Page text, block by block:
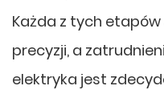
Każda z tych
precyzji, a
elektryka jest